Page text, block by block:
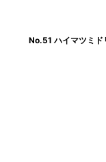
No.51 ハイマツミド